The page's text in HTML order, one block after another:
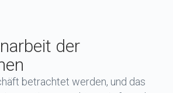
der
betrachtet werden, und das